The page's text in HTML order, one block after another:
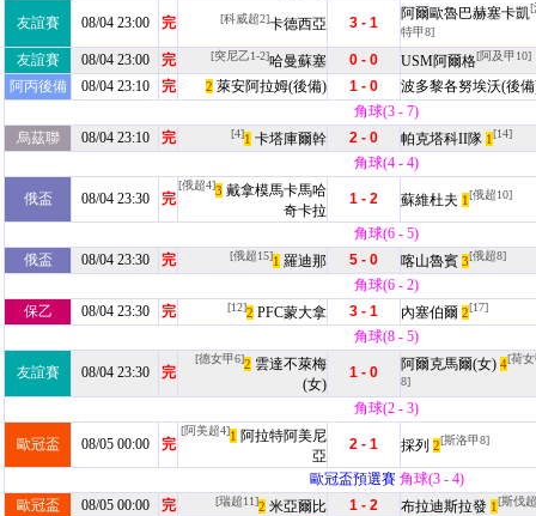
友誼賽 08/04 23:00 完 [科威超2]卡德西亞 3 - 1
阿爾歐魯巴赫塞卡凱[
特甲8]
友誼賽 08/04 23:00 完 [突尼乙1-2]哈曼蘇塞 0 - 0 USM阿爾格[阿及甲10]
阿丙後備 08/04 23:10 完 2 萊安阿拉姆(後備) 1 - 0
波多黎各努埃沃(後
角球(3 - 7)
烏茲聯
08/04 23:10 完 [4]1 卡塔庫爾幹 2 - 0 帕克塔科II隊 1[14]
角球(4 - 4)
俄盃 08/04 23:30 完
[俄超4]3 戴拿模馬卡馬哈
奇卡拉
1 - 2 蘇維杜夫 1[俄超10]
角球(6 - 5)
俄盃
08/04 23:30 完 [俄超15]1 羅迪那 5 - 0 喀山魯賓 3[俄超8]
角球(6 - 2)
保乙
08/04 23:30 完 [12]2 PFC蒙大拿 3 - 1 內塞伯爾 2[17]
角球(8 - 5)
友誼賽 08/04 23:30 完
[德女甲6]2 雲達不萊梅
(女)
1 - 0 阿爾克馬爾(女) 4[荷
8]
角球(2 - 3)
歐冠盃 08/05 00:00 完
[阿美超4]1 阿拉特阿美尼
亞
2 - 1 採列 2[斯洛甲8]
歐冠盃預選賽 角球(3 - 4)
歐冠盃
08/05 00:00 完 [瑞超11]2 米亞爾比 1 - 2 布拉迪斯拉發 1[斯伐